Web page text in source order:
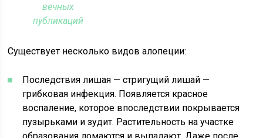
вечных
публикаций
Существует несколько видов алопеции:
Последствия лишая — стригущий лишай —
грибковая инфекция. Появляется красное
воспаление, которое впоследствии покрывается
пузырьками и зудит. Растительность на участке